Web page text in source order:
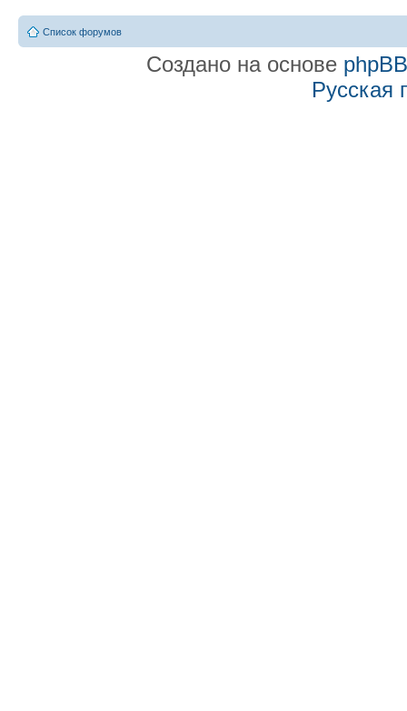
Список форумов
Создано на основе phpBB
Русская